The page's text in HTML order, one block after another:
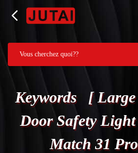
Keywords [
Door Safety
Match 31